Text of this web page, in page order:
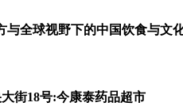
与全球视野下的中国饮食与文
街18号:今康泰药品超市